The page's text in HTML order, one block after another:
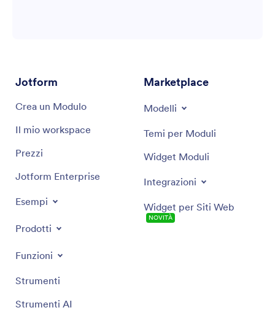
Jotform
Crea un Modulo
Il mio workspace
Prezzi
Jotform Enterprise
Esempi
Prodotti
Funzioni
Strumenti
Strumenti AI
Marketplace
Modelli
Temi per Moduli
Widget Moduli
Integrazioni
Widget per Siti Web
NOVITÀ